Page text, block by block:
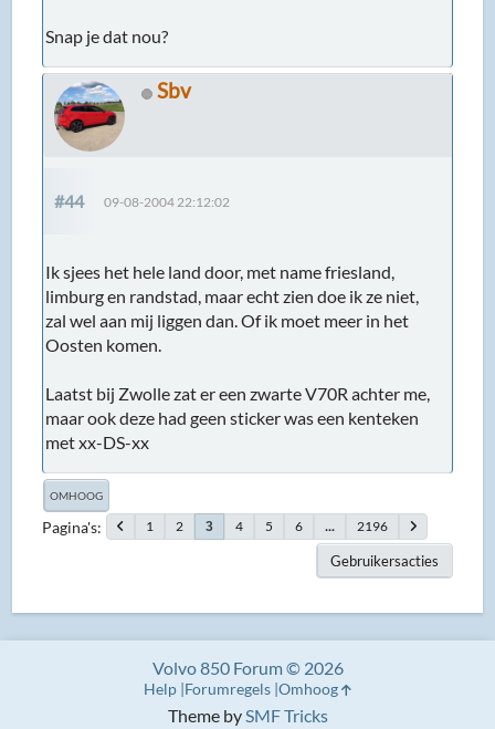
Snap je dat nou?
Sbv
#44 09-08-2004 22:12:02
Ik sjees het hele land door, met name friesland,
limburg en randstad, maar echt zien doe ik ze niet,
zal wel aan mij liggen dan. Of ik moet meer in het
Oosten komen.
Laatst bij Zwolle zat er een zwarte V70R achter me,
maar ook deze had geen sticker was een kenteken
met xx-DS-xx
OMHOOG
Pagina's 1 2 3 4 5 6 ... 2196
Gebruikersacties
Theme bySMF Tricks
Volvo 850 Forum © 2026
Help Forumregels Omhoog